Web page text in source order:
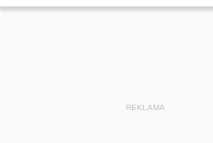
REKLAMA